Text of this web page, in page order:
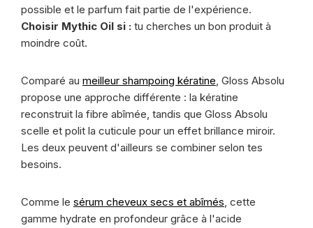
possible et le parfum fait partie de l'expérience.
Choisir Mythic Oil si : tu cherches un bon produit à
moindre coût.
Comparé au meilleur shampoing kératine, Gloss Absolu
propose une approche différente : la kératine
reconstruit la fibre abîmée, tandis que Gloss Absolu
scelle et polit la cuticule pour un effet brillance miroir.
Les deux peuvent d'ailleurs se combiner selon tes
besoins.
Comme le sérum cheveux secs et abîmés, cette
gamme hydrate en profondeur grâce à l'acide